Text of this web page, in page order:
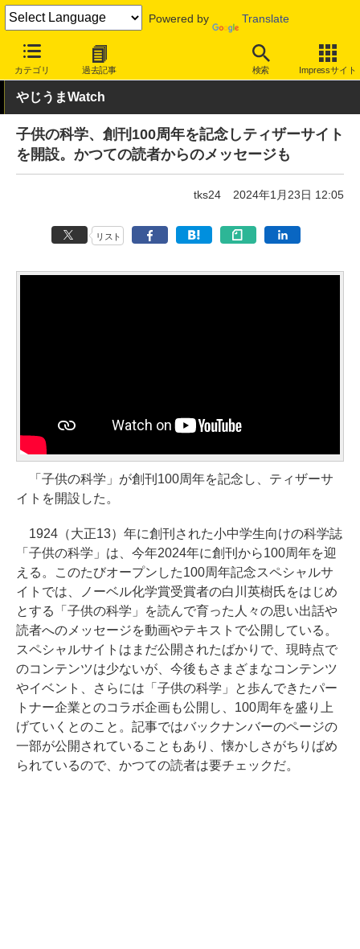
Powered by Translate
カテゴリ 過去記事 検索 Impressサイト
INTERNET Watch トピック
やじうまWatch
子供の科学、創刊100周年を記念しティザーサイト
を開設。かつての読者からのメッセージも
tks24 2024年1月23日 12:05
リスト
「子供の科学」が創刊100周年を記念し、ティザーサ
イトを開設した。
1924（大正13）年に創刊された小中学生向けの科学誌
「子供の科学」は、今年2024年に創刊から100周年を迎
える。このたびオープンした100周年記念スペシャルサ
イトでは、ノーベル化学賞受賞者の白川英樹氏をはじめ
とする「子供の科学」を読んで育った人々の思い出話や
読者へのメッセージを動画やテキストで公開している。
スペシャルサイトはまだ公開されたばかりで、現時点で
のコンテンツは少ないが、今後もさまざまなコンテンツ
やイベント、さらには「子供の科学」と歩んできたパー
トナー企業とのコラボ企画も公開し、100周年を盛り上
げていくとのこと。記事ではバックナンバーのページの
一部が公開されていることもあり、懐かしさがちりばめ
られているので、かつての読者は要チェックだ。